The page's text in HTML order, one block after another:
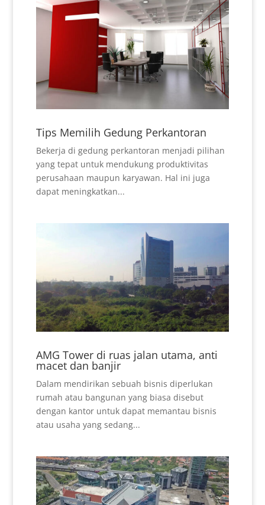
Tips Memilih Gedung Perkantoran
Bekerja di gedung perkantoran menjadi pilihan
yang tepat untuk mendukung produktivitas
perusahaan maupun karyawan. Hal ini juga
dapat meningkatkan...
AMG Tower di ruas jalan utama, anti
macet dan banjir
Dalam mendirikan sebuah bisnis diperlukan
rumah atau bangunan yang biasa disebut
dengan kantor untuk dapat memantau bisnis
atau usaha yang sedang...